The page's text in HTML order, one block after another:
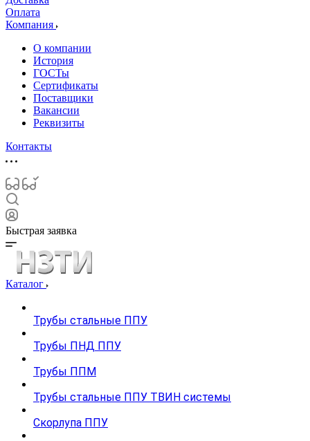
Оплата
Компания
О компании
История
ГОСТы
Сертификаты
Поставщики
Вакансии
Реквизиты
Контакты
Быстрая заявка
Каталог
Трубы стальные ППУ
Трубы ПНД ППУ
Трубы ППМ
Трубы стальные ППУ ТВИН системы
Скорлупа ППУ